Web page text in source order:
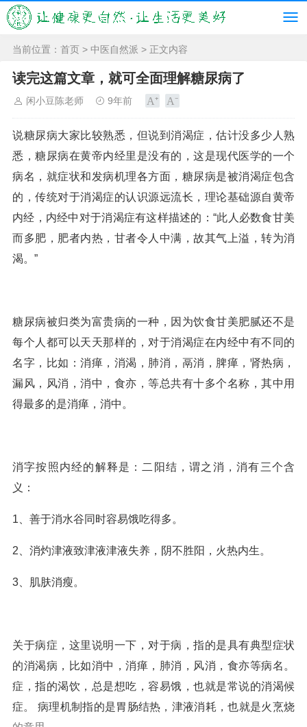
当前位置： 首页 > 中医自然派 > 正文内容
读完这篇文章，就可全面理解糖尿病了
闲小豆陈老师 9年前
说糖尿病大家比较熟悉，但说到消渴症，估计没多少人熟
悉，糖尿病在黄帝内经里是没有的，这是现代医学的一个
病名，就症状和发病机理各方面，糖尿病是被消渴症包含
的，传统对于消渴症的认识源远流长，理论基础源自黄帝
内经，内经中对于消渴症有这样描述的：“此人必数食甘美
而多肥，肥者内热，甘者令人中满，故其气上溢，转为消
渴。”
糖尿病被归类为富贵病的一种，因为饮食甘美肥腻还不是
每个人都可以天天那样的，对于消渴症在内经中有不同的
名字，比如：消瘅，消渴，肺消，鬲消，脾瘅，肾热病，
漏风，风消，消中，食亦，等总共有十多个名称，其中用
得最多的是消瘅，消中。
消字按照内经的解释是：二阳结，谓之消，消有三个含
义：
1、善于消水谷同时容易饿吃得多。
2、消灼津液致津液津液失养，阴不胜阳，火热内生。
3、肌肤消瘦。
关于病症，这里说明一下，对于病，指的是具有典型症状
的消渴病，比如消中，消瘅，肺消，风消，食亦等病名。
症，指的渴饮，总是想吃，容易饿，也就是常说的消渴候
症。 病理机制指的是胃肠结热，津液消耗，也就是火烹烧